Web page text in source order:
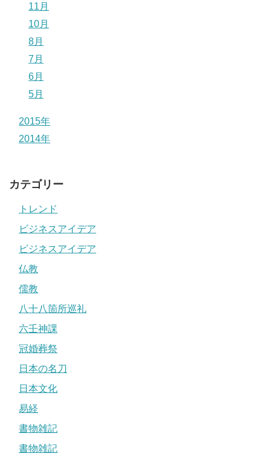
11月
10月
8月
7月
6月
5月
2015年
2014年
カテゴリー
トレンド
ビジネスアイデア
ビジネスアイデア
仏教
儒教
八十八箇所巡礼
六壬神課
冠婚葬祭
日本の名刀
日本文化
易経
書物雑記
書物雑記